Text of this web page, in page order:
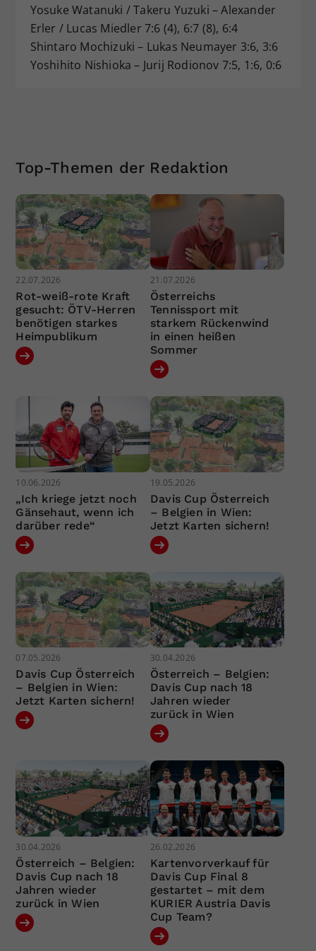
Yosuke Watanuki / Takeru Yuzuki – Alexander
Erler / Lucas Miedler 7:6 (4), 6:7 (8), 6:4
Shintaro Mochizuki – Lukas Neumayer 3:6, 3:6
Yoshihito Nishioka – Jurij Rodionov 7:5, 1:6, 0:6
Top-Themen der Redaktion
22.07.2026
Rot-weiß-rote Kraft
gesucht: ÖTV-Herren
benötigen starkes
Heimpublikum
21.07.2026
Österreichs
Tennissport mit
starkem Rückenwind
in einen heißen
Sommer
10.06.2026
„Ich kriege jetzt noch
Gänsehaut, wenn ich
darüber rede“
19.05.2026
Davis Cup Österreich
– Belgien in Wien:
Jetzt Karten sichern!
07.05.2026
Davis Cup Österreich
– Belgien in Wien:
Jetzt Karten sichern!
30.04.2026
Österreich – Belgien:
Davis Cup nach 18
Jahren wieder
zurück in Wien
30.04.2026
Österreich – Belgien:
Davis Cup nach 18
Jahren wieder
zurück in Wien
26.02.2026
Kartenvorverkauf für
Davis Cup Final 8
gestartet – mit dem
KURIER Austria Davis
Cup Team?